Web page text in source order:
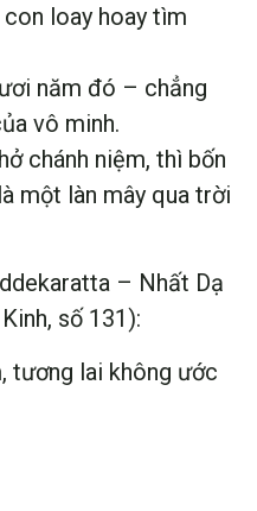
loay hoay tìm
năm đó – chẳng
vô minh.
chánh niệm, thì bốn
một làn mây qua trời
– Nhất Dạ
số 131):
tương lai không ước